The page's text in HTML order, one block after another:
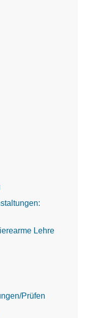
Lehre
Prüfen